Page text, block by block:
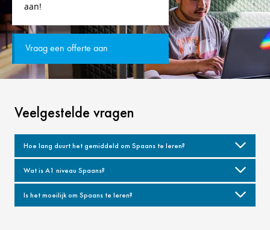
aan!
Vraag een offerte aan
Veelgestelde vragen
Hoe lang duurt het gemiddeld om Spaans te leren?
Wat is A1 niveau Spaans?
Is het moeilijk om Spaans te leren?